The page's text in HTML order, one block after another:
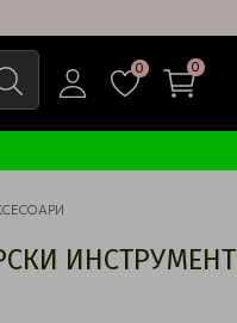
0 0
ИНСТРУМЕНТИ